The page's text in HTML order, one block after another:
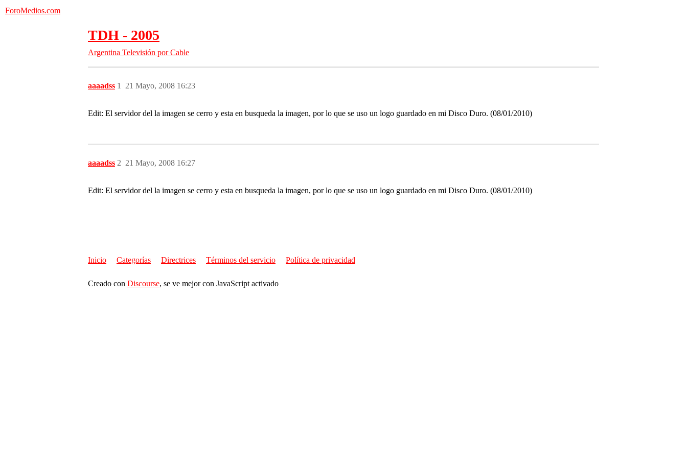
ForoMedios.com
TDH - 2005
Argentina Televisión por Cable
aaaadss 21 Mayo, 2008 16:23
1
Edit: El servidor del la imagen se cerro y esta en busqueda la imagen, por lo que se uso un logo guardado en mi Disco Duro. (08/01/2010)
aaaadss 21 Mayo, 2008 16:27
2
Edit: El servidor del la imagen se cerro y esta en busqueda la imagen, por lo que se uso un logo guardado en mi Disco Duro. (08/01/2010)
Inicio Categorías Directrices Términos del servicio Política de privacidad
Creado con Discourse, se ve mejor con JavaScript activado